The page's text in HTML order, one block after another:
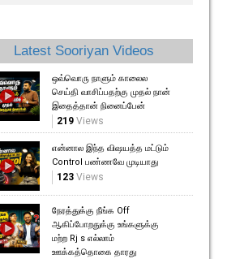
Latest Sooriyan Videos
ஒவ்வொரு நாளும் காலைல
செய்தி வாசிப்பதற்கு முதல் நான்
இதைத்தான் நினைப்பேன்
219 Views
என்னால இந்த விஷயத்த மட்டும்
Control பண்ணவே முடியாது
123 Views
நேரத்துக்கு நீங்க Off
ஆகிப்போறதுக்கு உங்களுக்கு
மற்ற Rj s எல்லாம்
ஊக்கத்தொகை தாரது